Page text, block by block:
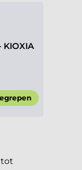
KIOXIA